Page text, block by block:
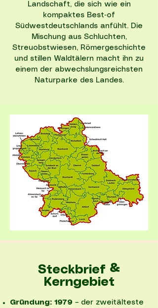
Landschaft, die sich wie ein
kompaktes Best‑of
Südwestdeutschlands anfühlt. Die
Mischung aus Schluchten,
Streuobstwiesen, Römergeschichte
und stillen Waldtälern macht ihn zu
einem der abwechslungsreichsten
Naturparke des Landes.
Steckbrief &
Kerngebiet
Gründung: 1979 – der zweitälteste